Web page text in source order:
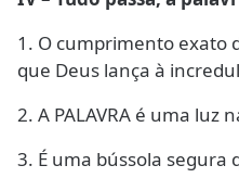
1. O cumprimento exato
que Deus lança à
2. A PALAVRA é uma luz
3. É uma bússola segura